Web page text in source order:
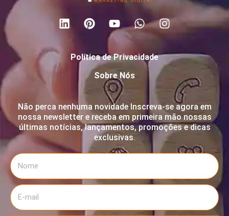
Política de Privacidade
Sobre Nós
Não perca nenhuma novidade Inscreva-se agora em
nossa newsletter e receba em primeira mão nossas
últimas notícias, lançamentos, promoções e dicas
exclusivas.